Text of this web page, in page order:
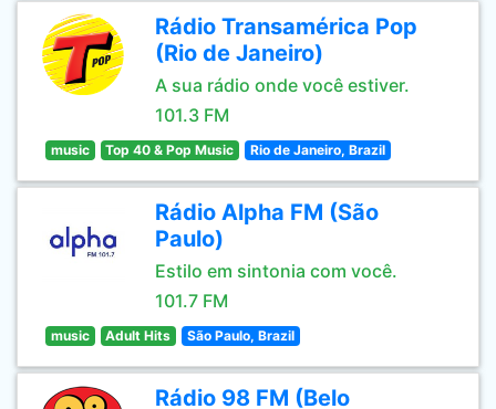
Rádio Transamérica Pop
(Rio de Janeiro)
A sua rádio onde você estiver.
101.3 FM
music Top 40 & Pop Music Rio de Janeiro, Brazil
Rádio Alpha FM (São
Paulo)
Estilo em sintonia com você.
101.7 FM
music Adult Hits São Paulo, Brazil
Rádio 98 FM (Belo